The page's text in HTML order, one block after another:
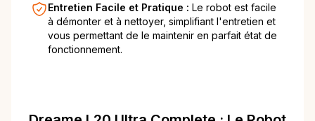
Entretien Facile et Pratique : Le robot est facile
à démonter et à nettoyer, simplifiant l'entretien et
vous permettant de le maintenir en parfait état de
fonctionnement.